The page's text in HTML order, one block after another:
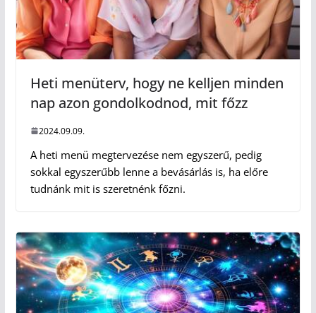
Heti menüterv, hogy ne kelljen minden
nap azon gondolkodnod, mit főzz
2024.09.09.
A heti menü megtervezése nem egyszerű, pedig
sokkal egyszerűbb lenne a bevásárlás is, ha előre
tudnánk mit is szeretnénk főzni.